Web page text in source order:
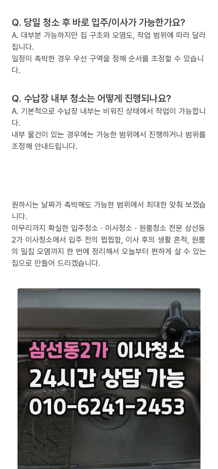
Q. 당일 청소 후 바로 입주/이사가 가능한가요?
A. 대부분 가능하지만 집 구조와 오염도, 작업 범위에 따라 달라
집니다.
일정이 촉박한 경우 우선 구역을 정해 순서를 조정할 수 있습니
다.
Q. 수납장 내부 청소는 어떻게 진행되나요?
A. 기본적으로 수납장 내부는 비워진 상태에서 작업이 가능합니
다.
내부 물건이 있는 경우에는 가능한 범위에서 진행하거나 범위를
조정해 안내드립니다.
원하시는 날짜가 촉박해도 가능한 범위에서 최대한 맞춰 보겠습
니다.
마무리까지 확실한 입주청소 · 이사청소 · 원룸청소 전문 삼선동
2가 이사청소에서 입주 전의 찝찝함, 이사 후의 생활 흔적, 원룸
의 밀집 오염까지 한 번에 정리해서 오늘부터 편하게 살 수 있는
집으로 만들어 드리겠습니다.